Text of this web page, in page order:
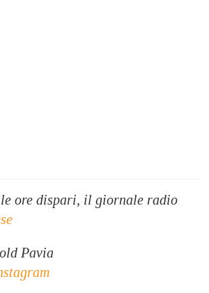
ore dispari, il giornale radio
Pavia